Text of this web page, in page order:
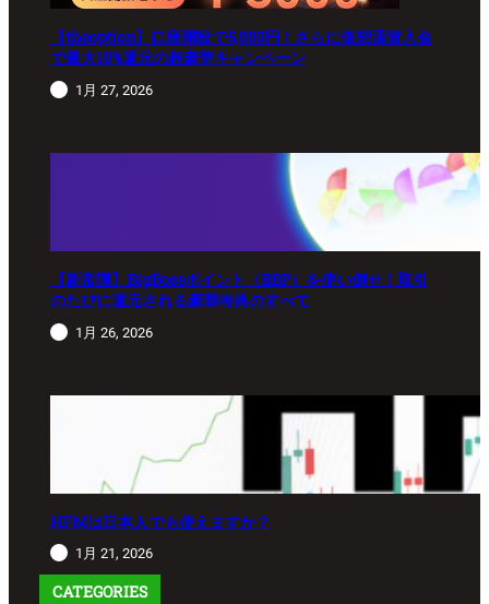
【theoption】口座開設で5,000円！さらに仮想通貨入金
で最大10%還元の超豪華キャンペーン
1月 27, 2026
【新常識】BigBossポイント（BBP）を使い倒せ！取引
のたびに還元される豪華特典のすべて
1月 26, 2026
HFMは日本人でも使えますか？
1月 21, 2026
CATEGORIES